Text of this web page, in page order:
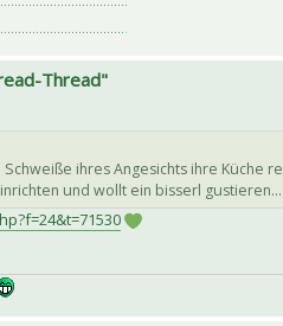
Thread"
ihres Angesichts ihre Küche
und wollt ein bisserl gustieren...